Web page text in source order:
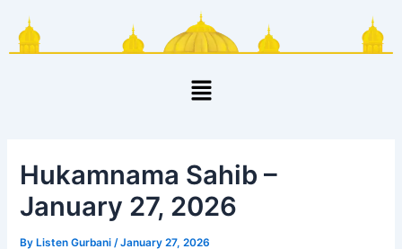
content
Menu
Hukamnama Sahib –
January 27, 2026
By Listen Gurbani/January 27, 2026
navigation